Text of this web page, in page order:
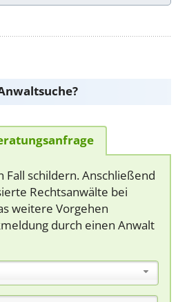
Fall schildern. Anschließend
Rechtsanwälte bei
weitere Vorgehen
durch einen Anwalt